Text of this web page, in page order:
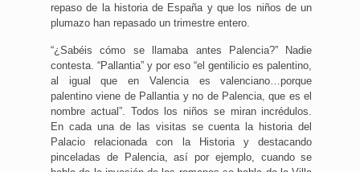
repaso de la historia de España y que los niños de un
plumazo han repasado un trimestre entero.
“¿Sabéis cómo se llamaba antes Palencia?” Nadie
contesta. “Pallantia” y por eso “el gentilicio es palentino,
al igual que en Valencia es valenciano…porque
palentino viene de Pallantia y no de Palencia, que es el
nombre actual”. Todos los niños se miran incrédulos.
En cada una de las visitas se cuenta la historia del
Palacio relacionada con la Historia y destacando
pinceladas de Palencia, así por ejemplo, cuando se